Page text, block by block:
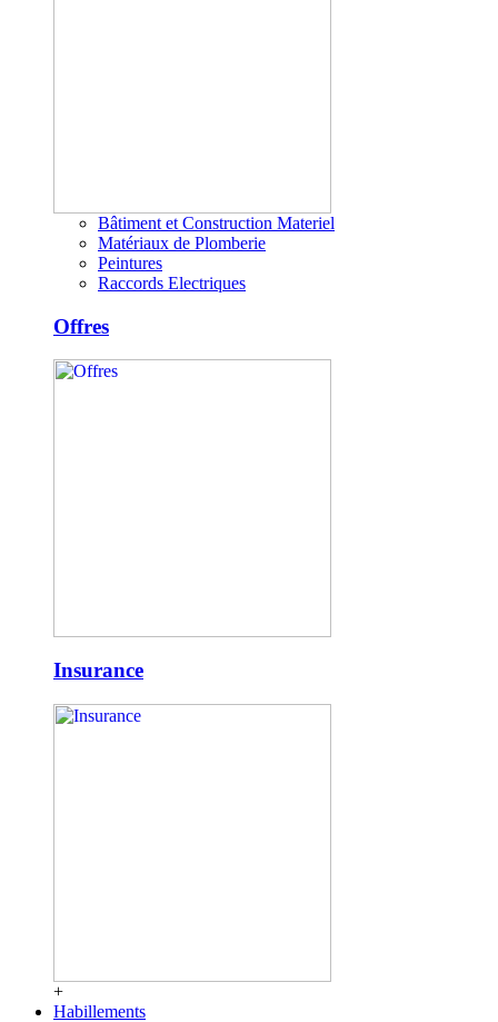
Bâtiment et Construction Materiel
Matériaux de Plomberie
Peintures
Raccords Electriques
Offres
Insurance
+
Habillements